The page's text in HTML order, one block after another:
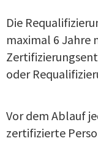
Die
maximal 6 Jahre
oder
Vor dem Ablauf
zertifizierte